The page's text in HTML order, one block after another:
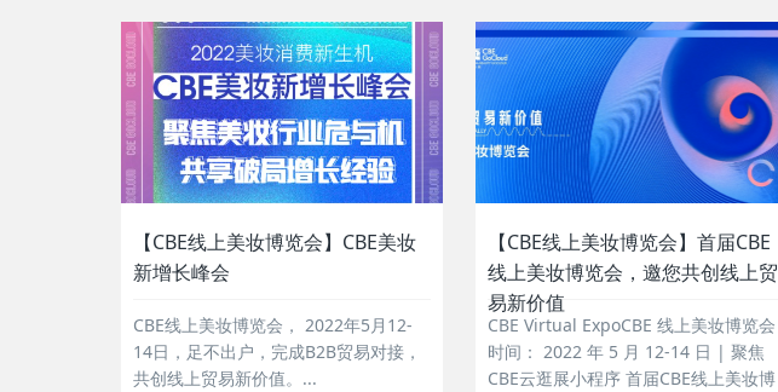
【CBE线上美妆博览会】CBE美妆
新增长峰会
CBE线上美妆博览会， 2022年5月12-
14日，足不出户，完成B2B贸易对接，
共创线上贸易新价值。...
【CBE线上美妆博览会】首届CBE
线上美妆博览会，邀您共创线上贸
易新价值
CBE Virtual ExpoCBE 线上美妆博览会
时间： 2022 年 5 月 12-14 日 | 聚焦
CBE云逛展小程序 首届CBE线上美妆博